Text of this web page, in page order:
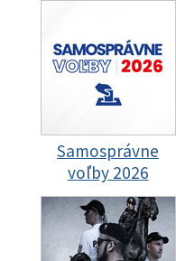
Samosprávne
voľby 2026